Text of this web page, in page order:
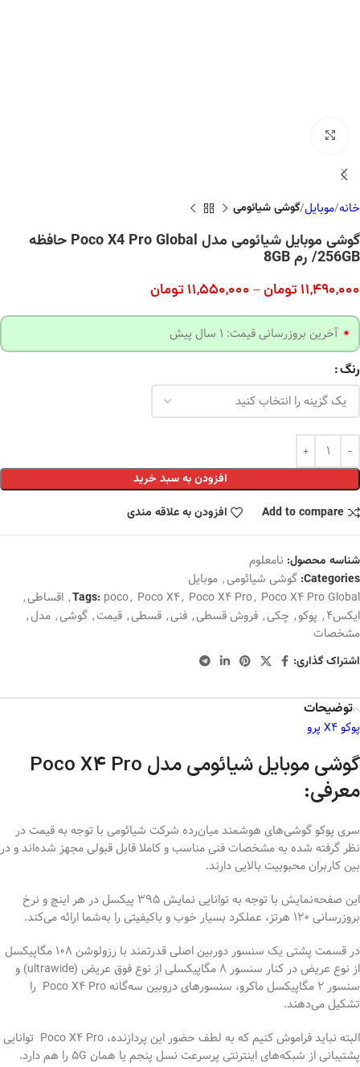
خانه موبایل گوشی شیائومی
گوشی موبایل شیائومی مدل Poco X4 Pro Global حافظه
256GB/ رم 8GB
11,490,000 تومان–
11,550,000 تومان
آخرین بروزرسانی قیمت: 1 سال پیش
رنگ
افزودن به سبد خرید
Add to compare
افزودن به علاقه مندی
شناسه محصول: نامعلوم
Categories: گوشی شیائومی, موبایل
Tags: poco, Poco X4, Poco X4 Pro, Poco X4 Pro Global
, اقساطی,
ایکس4 , پوکو, چکی, فروش قسطی, فنی, قسطی, قیمت, گوشی, مدل,
مشخصات
اشتراک گذاری:
توضیحات
پوکو X4 پرو
گوشی موبایل شیائومی مدل Poco X4 Pro
معرفی:
سری پوکو گوشی‌های هوشمند میان‌رده شرکت شیائومی با توجه به قیمت در
نظر گرفته شده به مشخصات فنی مناسب و کاملا قابل قبولی مجهز شده‌اند و در
بین کاربران محبوبیت بالایی دارند.
این صفحه‌نمایش با توجه به توانایی نمایش 395 پیکسل در هر اینچ و نرخ
بروزرسانی 120 هرتز، عملکرد بسیار خوب و با‌کیفیتی را به‌شما ارائه می‌کند.
در قسمت پشتی یک سنسور دوربین اصلی قدرتمند با رزولوشن 108 مگاپیکسل
از نوع عریض در کنار سنسور 8 مگاپیکسلی از نوع فوق عریض (ultrawide) و
سنسور 2 مگاپیکسل ماکرو، سنسور‌های دروبین سه‌گانه Poco X4 Pro را
تشکیل می‌دهند.
البته نباید فراموش کنیم که به لطف حضور این پردازنده، Poco X4 Pro توانایی
پشتیبانی از شبکه‌های اینترنتی پرسرعت نسل پنجم یا همان 5G را هم دارد.